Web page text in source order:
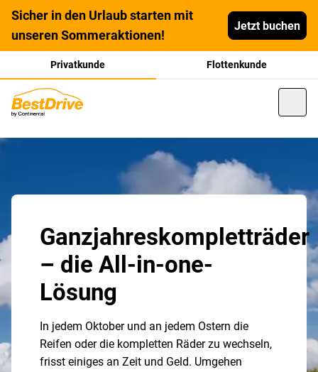
Sicher in den Urlaub starten mit
unseren Sommeraktionen!
Jetzt buchen
Privatkunde Flottenkunde
Ganzjahreskompletträder
– die All-in-one-
Lösung
In jedem Oktober und an jedem Ostern die
Reifen oder die kompletten Räder zu wechseln,
frisst einiges an Zeit und Geld. Umgehen